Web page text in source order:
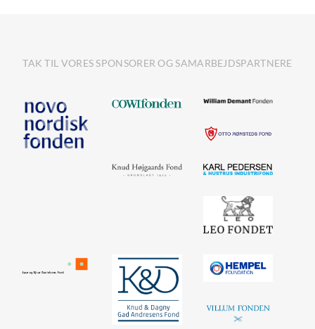
TAK TIL VORES SPONSORER OG SAMARBEJDSPARTNERE